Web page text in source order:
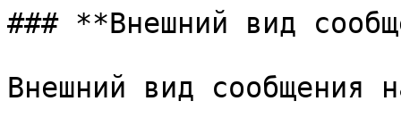
### **Внешний вид
Внешний вид сообщения